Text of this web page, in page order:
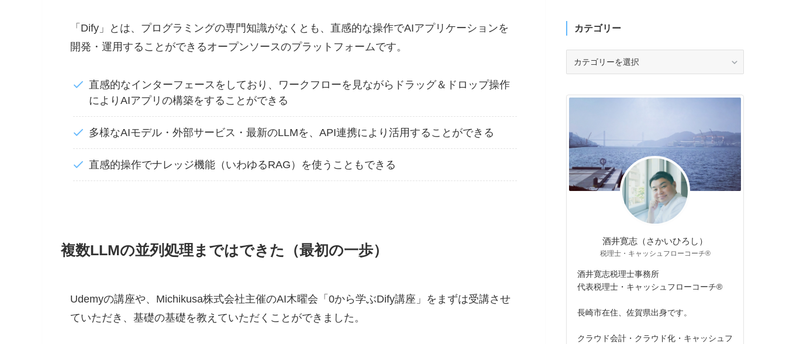
「Dify」とは、プログラミングの専門知識がなくとも、直感的な操作でAIアプリケーションを
開発・運用することができるオープンソースのプラットフォームです。
直感的なインターフェースをしており、ワークフローを見ながらドラッグ＆ドロップ操作
によりAIアプリの構築をすることができる
多様なAIモデル・外部サービス・最新のLLMを、API連携により活用することができる
直感的操作でナレッジ機能（いわゆるRAG）を使うこともできる
複数LLMの並列処理まではできた（最初の一歩）
Udemyの講座や、Michikusa株式会社主催のAI木曜会「0から学ぶDify講座」をまずは受講させ
ていただき、基礎の基礎を教えていただくことができました。
カテゴリー
リ
酒井寛志（さかいひろし）
税理士・キャッシュフローコーチ®
酒井寛志税理士事務所
代表税理士・キャッシュフローコーチ®
長崎市在住、佐賀県出身です。
クラウド会計・クラウド化・キャッシュフ